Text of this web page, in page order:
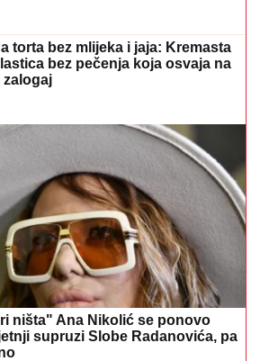
torta bez mlijeka i jaja: Kremasta
bez pečenja koja osvaja na
zalogaj
ništa" Ana Nikolić se ponovo
supruzi Slobe Radanovića, pa